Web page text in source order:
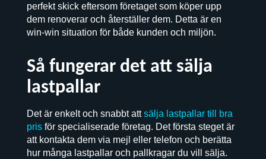
perfekt skick eftersom företaget som köper upp
dem renoverar och återställer dem. Detta är en
win-win situation för både kunden och miljön.
Så fungerar det att sälja
lastpallar
Det är enkelt och snabbt attsälja lastpallar till bra
prisför specialiserade företag. Det första steget är
att kontakta dem via mejl eller telefon och berätta
hur många lastpallar och pallkragar du vill sälja.